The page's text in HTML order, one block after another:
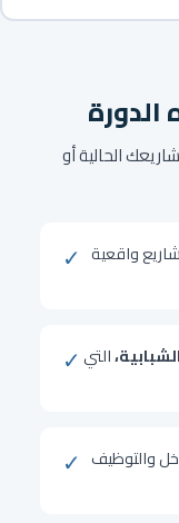
الحالية أو
✓ واقعية
✓ التي
✓ والتوظيف